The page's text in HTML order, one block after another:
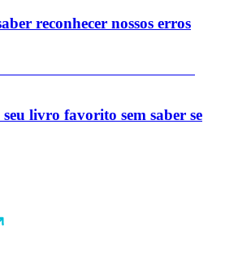
reconhecer nossos erros
livro favorito sem saber se